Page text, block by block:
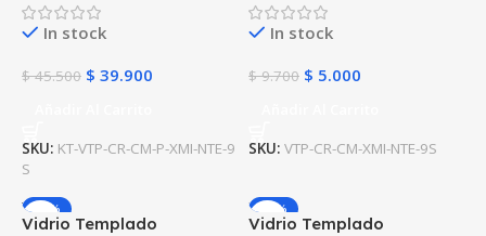
In stock
$45.500 $ 39.900
SKU: KT-VTP-CR-CM-P-XMI-NTE-9
S
In stock
$9.700 $ 5.000
SKU: VTP-CR-CM-XMI-NTE-9S
-43%
Vidrio Templado
-43%
Vidrio Templado